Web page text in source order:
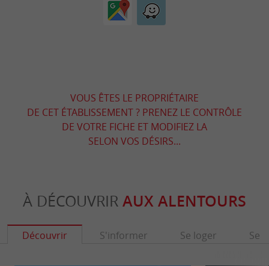
VOUS ÊTES LE PROPRIÉTAIRE
DE CET ÉTABLISSEMENT ? PRENEZ LE CONTRÔLE
DE VOTRE FICHE ET MODIFIEZ LA
SELON VOS DÉSIRS...
À DÉCOUVRIR AUX ALENTOURS
Découvrir S'informer Se loger Se